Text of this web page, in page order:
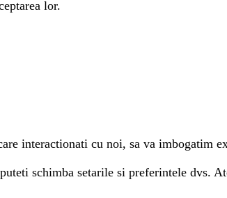
lor.
interactionati cu noi, sa va imbogatim
schimba setarile si preferintele dvs.